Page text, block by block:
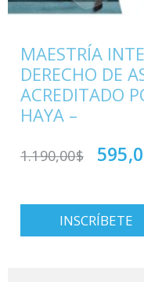
MAESTRÍA
DERECHO DE
ACREDITADO
HAYA –
1.190,00$
INSCRÍBETE